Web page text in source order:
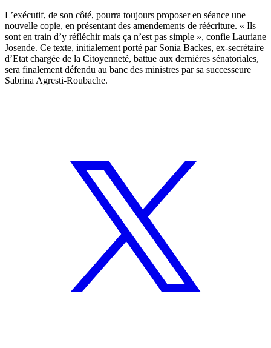
L’exécutif, de son côté, pourra toujours proposer en séance une
nouvelle copie, en présentant des amendements de réécriture. « Ils
sont en train d’y réfléchir mais ça n’est pas simple », confie Lauriane
Josende. Ce texte, initialement porté par Sonia Backes, ex-secrétaire
d’Etat chargée de la Citoyenneté, battue aux dernières sénatoriales,
sera finalement défendu au banc des ministres par sa successeure
Sabrina Agresti-Roubache.